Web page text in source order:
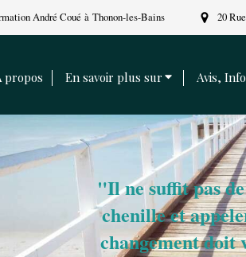
André Coué à Thonon-les-Bains 20
propos En savoir plus sur Avis,
"Il ne suffit pas
chenille et
changement